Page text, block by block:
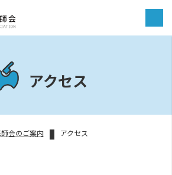
アクセス
会のご案内 アクセス